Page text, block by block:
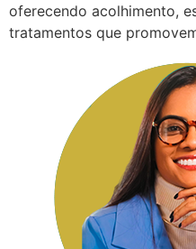
oferecendo acolhimento,
tratamentos que